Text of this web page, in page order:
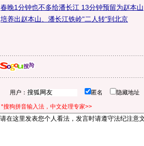
春晚1分钟也不多给潘长江 13分钟预留为赵本山
培养出赵本山、潘长江铁岭"二人转"到北京
用户： 匿名 隐藏地址
*搜狗拼音输入法，中文处理专家>>